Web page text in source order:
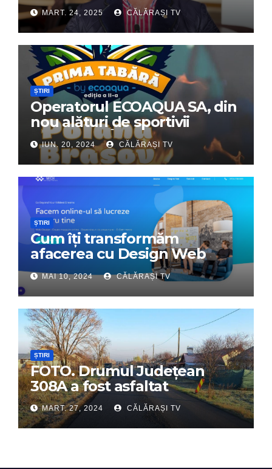
Dumitru Chirilă
MART. 24, 2025 CĂLĂRAȘI TV
ȘTIRI
Operatorul ECOAQUA SA, din
nou alături de sportivii
călărășeni. Începe „Prima
Tabără”!
IUN. 20, 2024 CĂLĂRAȘI TV
ȘTIRI
Cum îți transformăm
afacerea cu Design Web
Interactiv – Partenerul tău
digital de încredere
MAI 10, 2024 CĂLĂRAȘI TV
ȘTIRI
FOTO. Drumul Județean
308A a fost asfaltat
MART. 27, 2024 CĂLĂRAȘI TV